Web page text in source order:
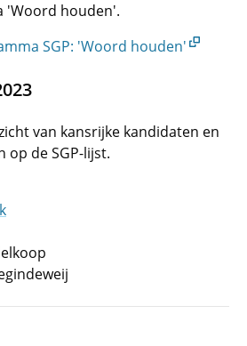
'Woord houden'.
SGP: 'Woord houden'
van kansrijke kandidaten en
op de SGP-lijst.